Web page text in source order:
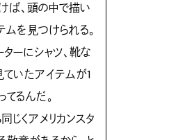
ば、頭の中で描い
ムを見つけられる。
ーにシャツ、靴な
ていたアイテムが1
るんだ。
じくアメリカンスタ